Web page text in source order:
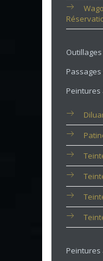
Outillages
Peintures
Peintures